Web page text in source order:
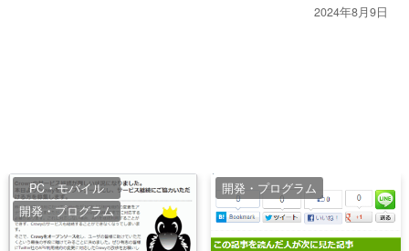
2024年8月9日
PC・モバイル
開発・プログラム
開発・プログラム